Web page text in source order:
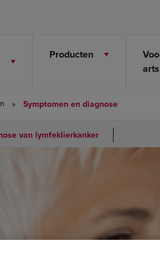
Producten
arts
Symptomen en diagnose
van lymfeklierkanker